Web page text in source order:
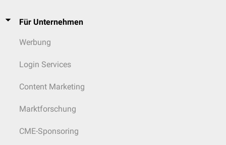
Für Unternehmen
Werbung
Login Services
Content Marketing
Marktforschung
CME-Sponsoring